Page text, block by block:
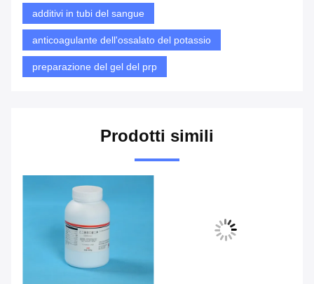
additivi in tubi del sangue
anticoagulante dell'ossalato del potassio
preparazione del gel del prp
Prodotti simili